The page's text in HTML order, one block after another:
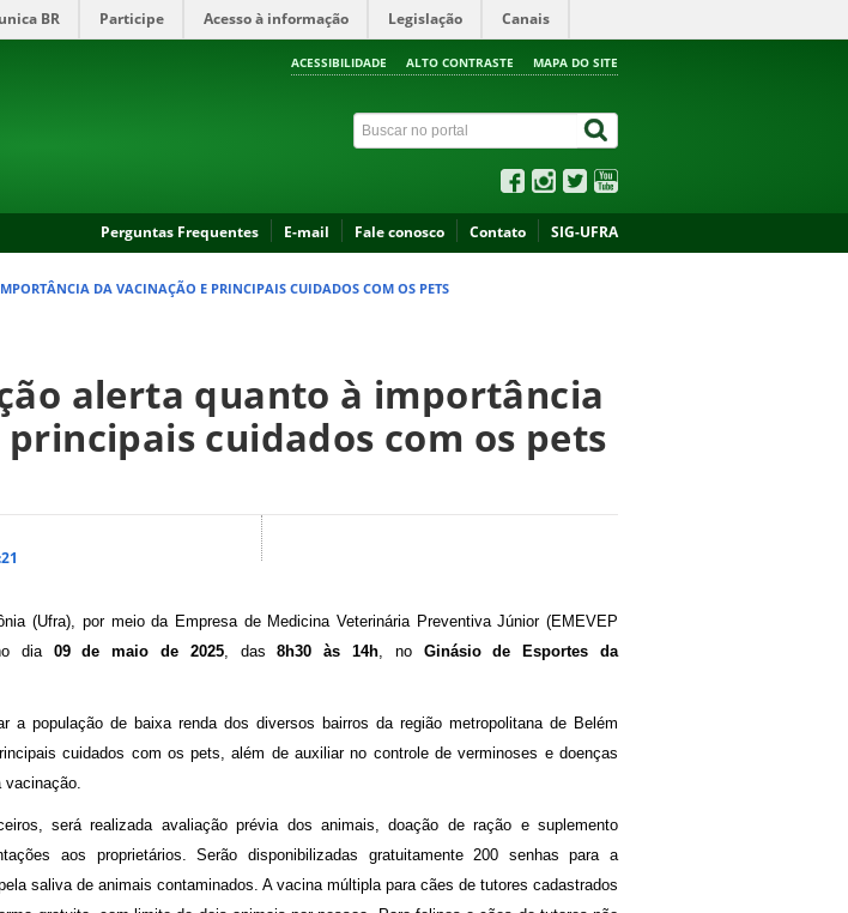
BR Participe Acesso à informação Legislação Canais
ACESSIBILIDADE ALTO CONTRASTE MAPA DO SITE
Perguntas Frequentes E-mail Fale conosco Contato SIG-UFRA
DA VACINAÇÃO E PRINCIPAIS CUIDADOS COM OS PETS
alerta quanto à importância
cuidados com os pets
(Ufra), por meio da Empresa de Medicina Veterinária Preventiva Júnior (EMEVEP
dia 09 de maio de 2025, das8h30 às 14h, no Ginásio de Esportes da
a população de baixa renda dos diversos bairros da região metropolitana de Belém
cuidados com os pets, além de auxiliar no controle de verminoses e doenças
vacinação.
será realizada avaliação prévia dos animais, doação de ração e suplemento
aos proprietários. Serão disponibilizadas gratuitamente 200 senhas para a
saliva de animais contaminados. A vacina múltipla para cães de tutores cadastrados